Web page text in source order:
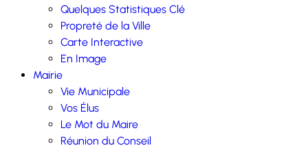
Quelques Statistiques Clé
Propreté de la Ville
Carte Interactive
En Image
Mairie
Vie Municipale
Vos Élus
Le Mot du Maire
Réunion du Conseil